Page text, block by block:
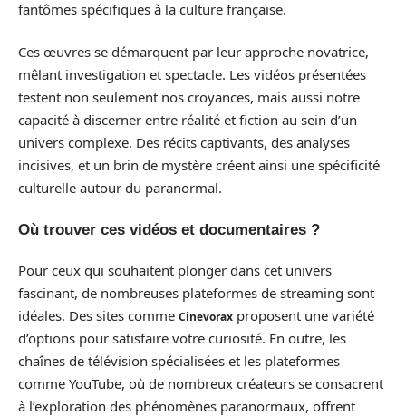
fantômes spécifiques à la culture française.
Ces œuvres se démarquent par leur approche novatrice,
mêlant investigation et spectacle. Les vidéos présentées
testent non seulement nos croyances, mais aussi notre
capacité à discerner entre réalité et fiction au sein d’un
univers complexe. Des récits captivants, des analyses
incisives, et un brin de mystère créent ainsi une spécificité
culturelle autour du paranormal.
Où trouver ces vidéos et documentaires ?
Pour ceux qui souhaitent plonger dans cet univers
fascinant, de nombreuses plateformes de streaming sont
idéales. Des sites comme Cinevorax proposent une variété
d’options pour satisfaire votre curiosité. En outre, les
chaînes de télévision spécialisées et les plateformes
comme YouTube, où de nombreux créateurs se consacrent
à l’exploration des phénomènes paranormaux, offrent